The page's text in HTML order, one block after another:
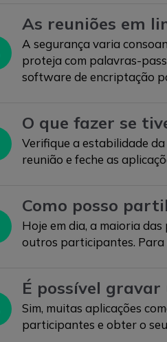
As reuniões em
A segurança varia
proteja com palavras-
software de encriptação
O que fazer se
Verifique a estabilidade
reunião e feche as
Como posso
Hoje em dia, a maioria
outros participantes. Para
É possível
Sim, muitas aplicações
participantes e obter o